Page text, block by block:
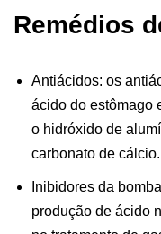
Remédios
Antiácidos: os
ácido do estômago
o hidróxido de
carbonato de cálcio.
Inibidores da
produção de ácido